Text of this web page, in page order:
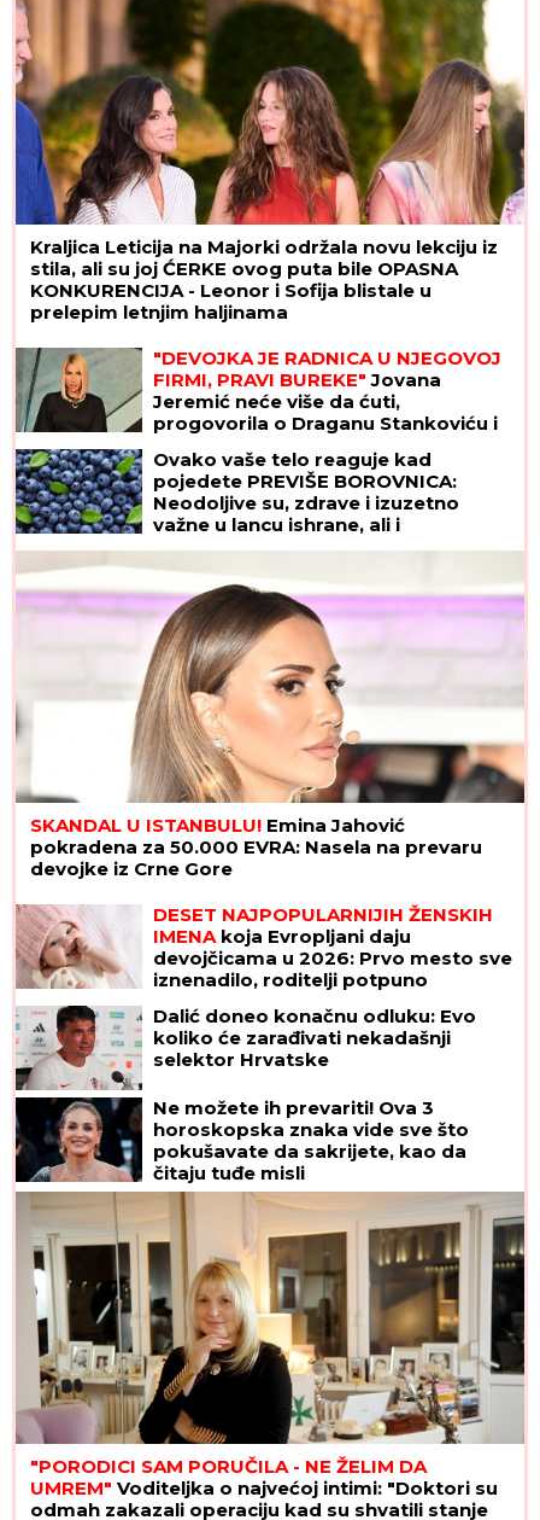
Kraljica Leticija na Majorki održala novu lekciju iz
stila, ali su joj ĆERKE ovog puta bile OPASNA
KONKURENCIJA - Leonor i Sofija blistale u
prelepim letnjim haljinama
"DEVOJKA JE RADNICA U NJEGOVOJ
FIRMI, PRAVI BUREKE" Jovana
Jeremić neće više da ćuti,
progovorila o Draganu Stankoviću i
dečka JJ"
Ovako vaše telo reaguje kad
pojedete PREVIŠE BOROVNICA:
Neodoljive su, zdrave i izuzetno
važne u lancu ishrane, ali i
superhrana IMA SVOJE MANE
SKANDAL U ISTANBULU! Emina Jahović
pokradena za 50.000 EVRA: Nasela na prevaru
devojke iz Crne Gore
DESET NAJPOPULARNIJIH ŽENSKIH
IMENA koja Evropljani daju
devojčicama u 2026: Prvo mesto sve
iznenadilo, roditelji potpuno
Dalić doneo konačnu odluku: Evo
koliko će zarađivati nekadašnji
selektor Hrvatske
Ne možete ih prevariti! Ova 3
horoskopska znaka vide sve što
pokušavate da sakrijete, kao da
čitaju tuđe misli
"PORODICI SAM PORUČILA - NE ŽELIM DA
UMREM" Voditeljka o najvećoj intimi: "Doktori su
odmah zakazali operaciju kad su shvatili stanje